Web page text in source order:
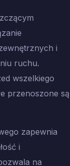
i
ruchu.
wszelkiego
przenoszone są
zapewnia
i
na